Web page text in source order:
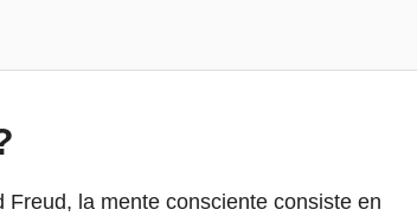
la mente consciente consiste en